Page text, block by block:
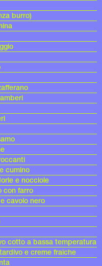
burro)
cumino
e nocciole
con farro
cavolo nero
cotto a bassa temperatura
e creme fraiche